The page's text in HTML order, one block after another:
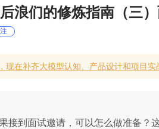
浪们的修炼指南（三
现在补齐大模型认知、产品设计和项目实
接到面试邀请，可以怎么做准备？